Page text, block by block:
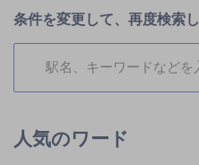
条件を変更して、再度検索し
人気のワード